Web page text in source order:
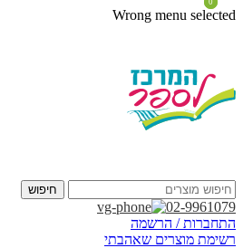
Wrong menu selected
חיפוש
02-9961079
התחברות / הרשמה
רשימת מוצרים שאהבתי
0
0